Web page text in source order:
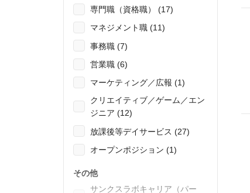
専門職（資格職） (17)
マネジメント職 (11)
事務職 (7)
営業職 (6)
マーケティング／広報 (1)
クリエイティブ／ゲーム／エン
ジニア (12)
放課後等デイサービス (27)
オープンポジション (1)
その他
サンクスラボキャリア（パー